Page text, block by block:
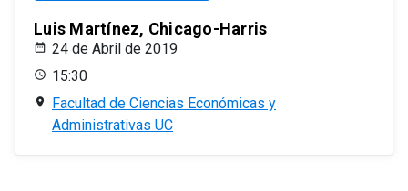
Luis Martínez, Chicago-Harris
24 de Abril de 2019
15:30
Facultad de Ciencias Económicas y
Administrativas UC